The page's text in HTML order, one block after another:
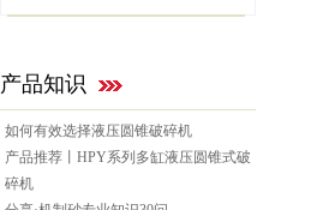
产品知识
如何有效选择液压圆锥破碎机
产品推荐丨HPY系列多缸液压圆锥式破
碎机